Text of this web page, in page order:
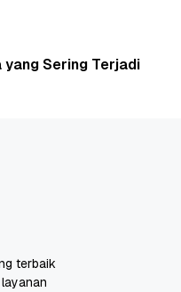
yang Sering Terjadi
terbaik